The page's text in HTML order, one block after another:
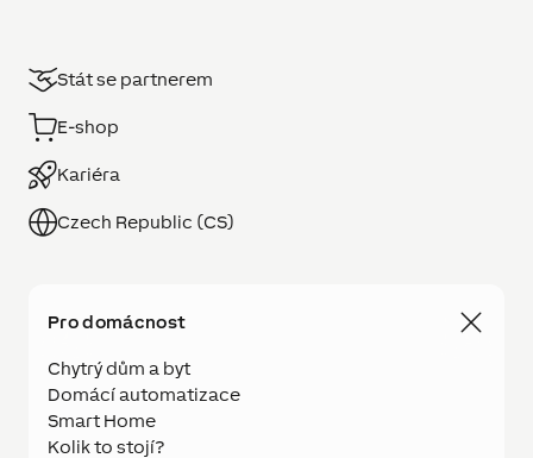
Stát se partnerem
E-shop
Kariéra
Czech Republic (CS)
Pro domácnost
Chytrý dům a byt
Domácí automatizace
Smart Home
Kolik to stojí?